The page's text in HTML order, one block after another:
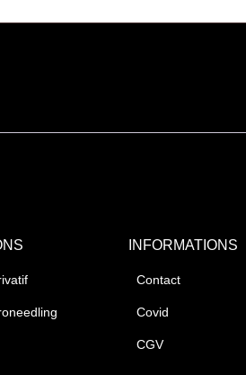
INFORMATIONS
Contact
Covid
CGV